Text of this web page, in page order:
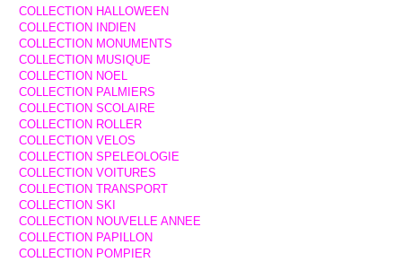
COLLECTION HALLOWEEN
COLLECTION INDIEN
COLLECTION MONUMENTS
COLLECTION MUSIQUE
COLLECTION NOEL
COLLECTION PALMIERS
COLLECTION SCOLAIRE
COLLECTION ROLLER
COLLECTION VELOS
COLLECTION SPELEOLOGIE
COLLECTION VOITURES
COLLECTION TRANSPORT
COLLECTION SKI
COLLECTION NOUVELLE ANNEE
COLLECTION PAPILLON
COLLECTION POMPIER